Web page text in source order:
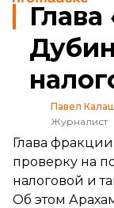
Павел
Журналист
Глава
проверку на
налоговой и
Об этом